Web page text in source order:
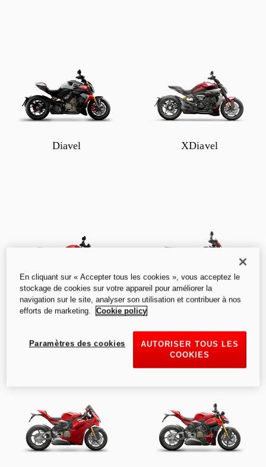
Diavel XDiavel
Monster
En cliquant sur « Accepter tous les cookies », vous acceptez le
stockage de cookies sur votre appareil pour améliorer la
navigation sur le site, analyser son utilisation et contribuer à nos
efforts de marketing. Cookie policy
AUTORISER TOUS LES
COOKIES
Paramètres des cookies